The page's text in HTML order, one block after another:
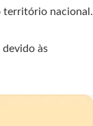
território nacional.
às